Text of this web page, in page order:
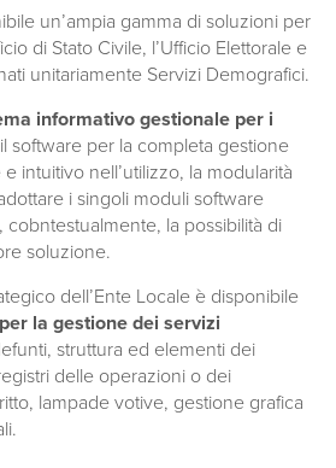
un’ampia gamma di soluzioni per
di Stato Civile, l’Ufficio Elettorale e
unitariamente Servizi Demografici.
informativo gestionale per i
il software per la completa gestione
intuitivo nell’utilizzo, la modularità
i singoli moduli software
la possibilità di
soluzione.
dell’Ente Locale è disponibile
la gestione dei servizi
struttura ed elementi dei
delle operazioni o dei
lampade votive, gestione grafica